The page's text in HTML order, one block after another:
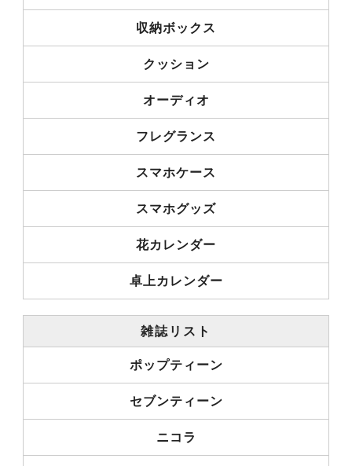
収納ボックス
クッション
オーディオ
フレグランス
スマホケース
スマホグッズ
花カレンダー
卓上カレンダー
雑誌リスト
ポップティーン
セブンティーン
ニコラ